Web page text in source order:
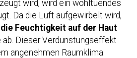
wird, wird ein wohltuendes
Da die Luft aufgewirbelt wird,
Feuchtigkeit auf der Haut
ab. Dieser Verdunstungseffekt
angenehmen Raumklima.